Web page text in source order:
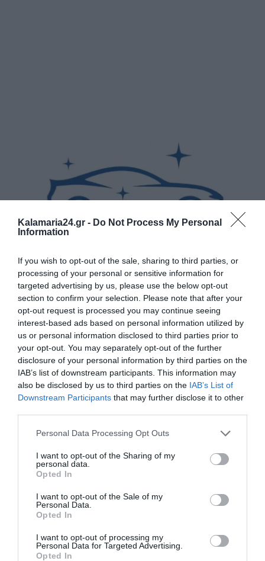
Kalamaria24.gr - Do Not Process My Personal
Information
If you wish to opt-out of the sale, sharing to third parties, or
processing of your personal or sensitive information for
targeted advertising by us, please use the below opt-out
section to confirm your selection. Please note that after your
opt-out request is processed you may continue seeing
interest-based ads based on personal information utilized by
us or personal information disclosed to third parties prior to
your opt-out. You may separately opt-out of the further
disclosure of your personal information by third parties on the
IAB’s list of downstream participants. This information may
also be disclosed by us to third parties on the IAB’s List of
Downstream Participants that may further disclose it to other
Personal Data Processing Opt Outs
I want to opt-out of the Sharing of my
personal data.
Opted In
I want to opt-out of the Sale of my
Personal Data.
Opted In
I want to opt-out of processing my
Personal Data for Targeted Advertising.
Opted In